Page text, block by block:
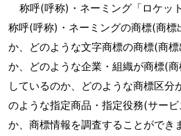
称呼(呼称)・ネーミング「ロケッ
称呼(呼称)・ネーミングの商標(商
か、どのような文字商標の商標(商
か、どのような企業・組織が商標(
しているのか、どのような商標区分
のような指定商品・指定役務(サー
か、商標情報を調査することができ